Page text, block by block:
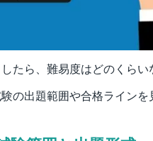
たら、難易度はどのくらい
の出題範囲や合格ラインを